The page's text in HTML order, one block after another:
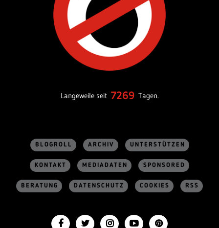
Langeweile seit 7269 Tagen.
BLOGROLL ARCHIV UNTERSTÜTZEN
KONTAKT MEDIADATEN SPONSORED
BERATUNG DATENSCHUTZ COOKIES RSS